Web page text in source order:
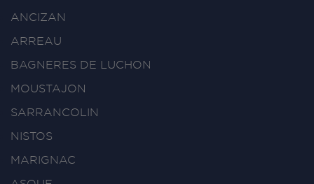
ANCIZAN
ARREAU
BAGNERES DE LUCHON
MOUSTAJON
SARRANCOLIN
NISTOS
MARIGNAC